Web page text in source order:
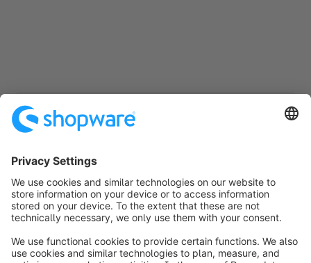
Vuoi portare la tua attività e-commerce
Scopri Shopware 6, la soluzione di Headless
Commerce che fa per te! Scopri come noi e i
nostri esperti partner possiamo aiutarti a far
crescere la tua attività.
Contattaci